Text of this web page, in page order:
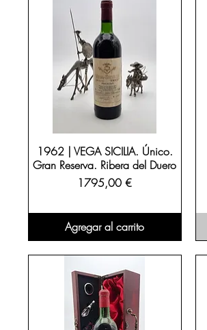
1962 | VEGA SICILIA. Único.
Gran Reserva. Ribera del Duero
Precio
1795,00 €
Agregar al carrito